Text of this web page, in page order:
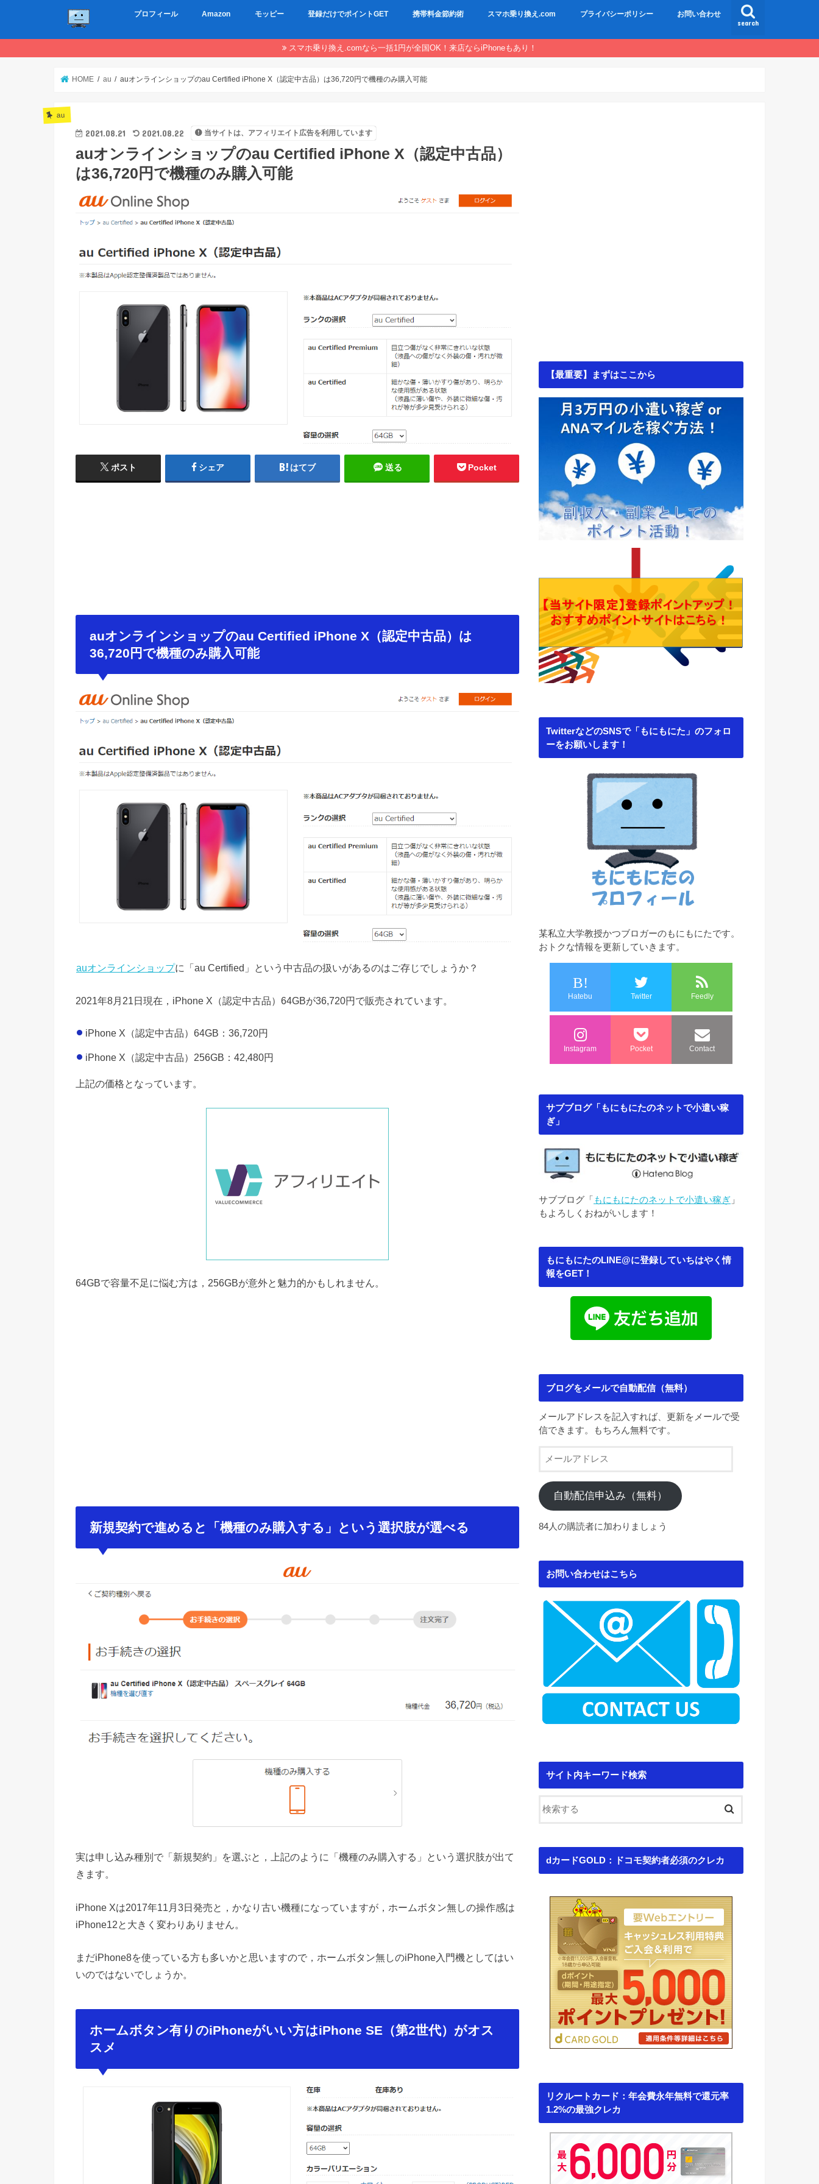
search
プロフィール Amazon モッピー 登録だけでポイントGET 携帯料金節約術 スマホ乗り換え.com プライバシーポリシー お問い合わせ
スマホ乗り換え.comなら一括1円が全国OK！来店ならiPhoneもあり！
HOME au auオンラインショップのau Certified iPhone X（認定中古品）は36,720円で機種のみ購入可能
au
2021.08.21 2021.08.22 当サイトは、アフィリエイト広告を利用しています
auオンラインショップのau Certified iPhone X（認定中古品）
は36,720円で機種のみ購入可能
ポスト シェア はてブ 送る Pocket
auオンラインショップのau Certified iPhone X（認定中古品）は
36,720円で機種のみ購入可能
auオンラインショップに「au Certified」という中古品の扱いがあるのはご存じでしょうか？
2021年8月21日現在，iPhone X（認定中古品）64GBが36,720円で販売されています。
iPhone X（認定中古品）64GB：36,720円
iPhone X（認定中古品）256GB：42,480円
上記の価格となっています。
64GBで容量不足に悩む方は，256GBが意外と魅力的かもしれません。
新規契約で進めると「機種のみ購入する」という選択肢が選べる
実は申し込み種別で「新規契約」を選ぶと，上記のように「機種のみ購入する」という選択肢が出て
きます。
iPhone Xは2017年11月3日発売と，かなり古い機種になっていますが，ホームボタン無しの操作感は
iPhone12と大きく変わりありません。
まだiPhone8を使っている方も多いかと思いますので，ホームボタン無しのiPhone入門機としてはい
いのではないでしょうか。
ホームボタン有りのiPhoneがいい方はiPhone SE（第2世代）がオス
スメ
【最重要】まずはここから
TwitterなどのSNSで「もにもにた」のフォロ
ーをお願いします！
某私立大学教授かつブロガーのもにもにたです。
おトクな情報を更新していきます。
B!
Hatebu Twitter Feedly
Instagram Pocket Contact
サブブログ「もにもにたのネットで小遣い稼
ぎ」
サブブログ「もにもにたのネットで小遣い稼ぎ 」
もよろしくおねがいします！
もにもにたのLINE@に登録していちはやく情
報をGET！
ブログをメールで自動配信（無料）
メールアドレスを記入すれば、更新をメールで受
信できます。もちろん無料です。
ー
ア
ド
ス
自動配信申込み（無料）
84人の購読者に加わりましょう
お問い合わせはこちら
サイト内キーワード検索
dカードGOLD：ドコモ契約者必須のクレカ
リクルートカード：年会費永年無料で還元率
1.2%の最強クレカ